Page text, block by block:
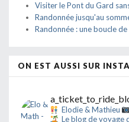
Visiter le Pont du Gard
Randonnée jusqu'au
Randonnée : une boucle
ON EST AUSSI SUR
Elodie & Mathieu
Le blog de voyage